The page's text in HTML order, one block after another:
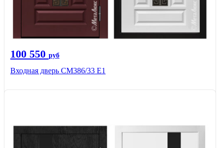
100 550 руб
Входная дверь СМ386/33 Е1